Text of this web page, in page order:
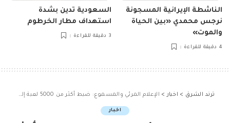
الناشطة الإيرانية المسجونة
نرجس محمدي «بين الحياة
والموت»
4 دقيقة للقراءة
السعودية تدين بشدة
استهداف مطار الخرطوم
3 دقيقة للقراءة
ترند الشرق > اخبار > الإعلام المرئي والمسموع: ضبط أكثر من 5000 لعبة إلكترونية مخالفة قبل وصولها إلى منافذ البيع
اخبار